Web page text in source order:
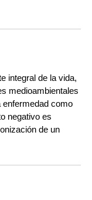
integral de la vida,
medioambientales
enfermedad como
negativo es
de un